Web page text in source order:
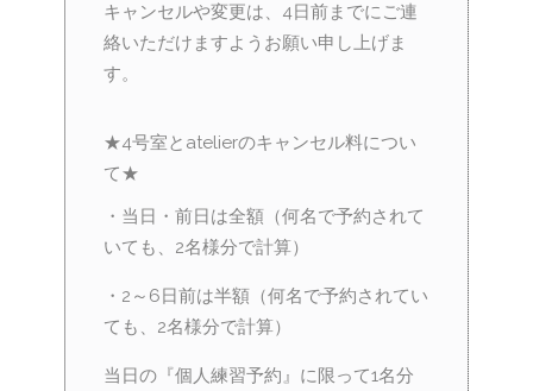
キャンセルや変更は、4日前までにご連
絡いただけますようお願い申し上げま
す。
★4号室とatelierのキャンセル料につい
て★
・当日・前日は全額（何名で予約されて
いても、2名様分で計算）
・2～6日前は半額（何名で予約されてい
ても、2名様分で計算）
当日の『個人練習予約』に限って1名分